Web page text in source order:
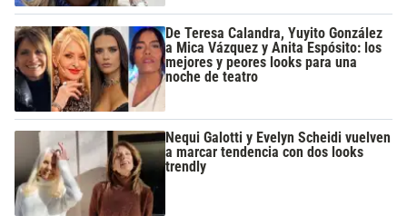
De Teresa Calandra, Yuyito González
a Mica Vázquez y Anita Espósito: los
mejores y peores looks para una
noche de teatro
Nequi Galotti y Evelyn Scheidi vuelven
a marcar tendencia con dos looks
trendly